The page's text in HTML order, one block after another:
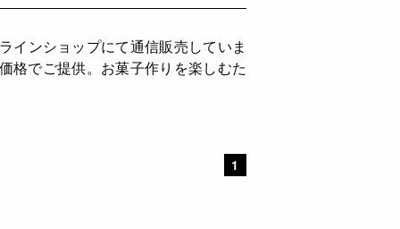
インショップにて通信販売していま
格でご提供。お菓子作りを楽しむた
1